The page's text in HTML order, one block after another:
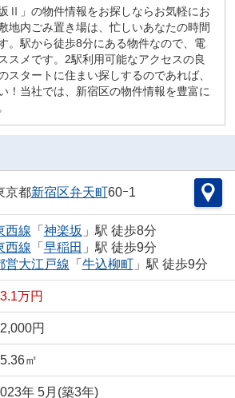
Ⅱ」の物件情報をお探しならお気軽にお
地内ごみ置き場は、忙しいあなたの時間
。駅から徒歩8分にある物件なので、電
スメです。2駅利用可能なアクセスの良
スタートに住まい探しするのであれば、
！当社では、新宿区の物件情報を豊富に
京都新宿区弁天町60ｰ1
西線 「 神楽坂 」駅 徒歩8分
西線 「 早稲田 」駅 徒歩9分
営大江戸線 「 牛込柳町」駅 徒歩9分
万円
円
㎡
年 5月(築3年)